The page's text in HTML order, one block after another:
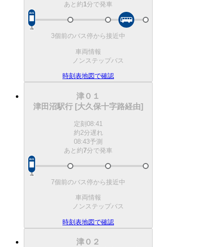
あと約1分で発車
3個前のバス停から接近中
車両情報
ノンステップバス
時刻表地図で確認
津０１
津田沼駅行 [大久保十字路経由]
定刻 08:41
約2分遅れ
08:43予測
あと約7分で発車
7個前のバス停から接近中
車両情報
ノンステップバス
時刻表地図で確認
津０２